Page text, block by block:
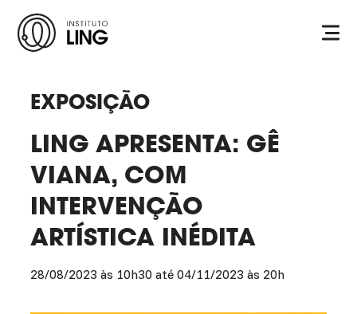
Instituto
Ling
EXPOSIÇÃO
LING APRESENTA: GÊ
VIANA, COM
INTERVENÇÃO
ARTÍSTICA INÉDITA
28/08/2023 às 10h30 até 04/11/2023 às 20h